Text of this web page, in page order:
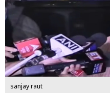
sanjay raut